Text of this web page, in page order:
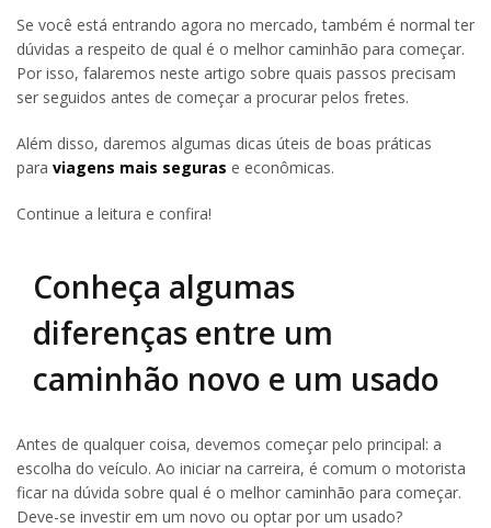
Se você está entrando agora no mercado, também é normal ter
dúvidas a respeito de qual é o melhor caminhão para começar.
Por isso, falaremos neste artigo sobre quais passos precisam
ser seguidos antes de começar a procurar pelos fretes.
Além disso, daremos algumas dicas úteis de boas práticas
para viagens mais seguras e econômicas.
Continue a leitura e confira!
Conheça algumas
diferenças entre um
caminhão novo e um usado
Antes de qualquer coisa, devemos começar pelo principal: a
escolha do veículo. Ao iniciar na carreira, é comum o motorista
ficar na dúvida sobre qual é o melhor caminhão para começar.
Deve-se investir em um novo ou optar por um usado?